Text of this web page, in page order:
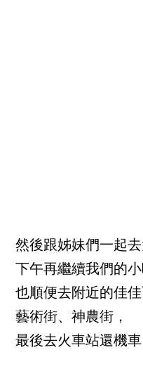
然後跟姊妹們一起
下午再繼續我們的
也順便去附近的佳
藝術街、神農街，
最後去火車站還機